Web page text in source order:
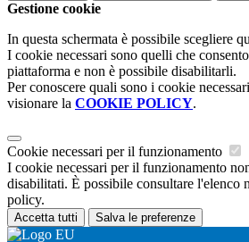
Gestione cookie
In questa schermata è possibile scegliere
I cookie necessari sono quelli che
piattaforma e non è possibile disabilitarli.
Per conoscere quali sono i cookie
visionare la COOKIE POLICY.
Cookie necessari per il funzionamento
I cookie necessari per il funzionamento
disabilitati. È possibile consultare l'elenco
policy.
Accetta tutti Salva le preferenze